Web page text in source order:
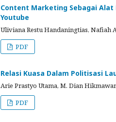
Content Marketing Sebagai Alat
Youtube
Uliviana Restu Handaningtias, Nafiah
PDF
Relasi Kuasa Dalam Politisasi
Arie Prastyo Utama, M. Dian
PDF